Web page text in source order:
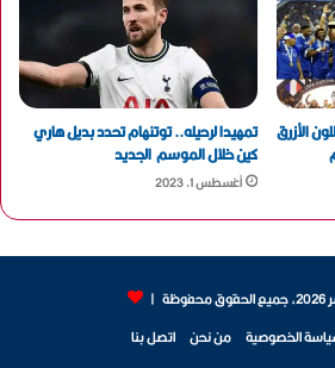
الأزرق
تمهيدا لرحيله.. توتنهام تحدد بديل هاري
كين خلال الموسم الجديد
أغسطس 1, 2023
|
الخصوصية من نحن اتصل بنا